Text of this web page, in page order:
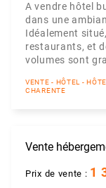
A vendre hôtel
dans une
Idéalement
restaurants, et
volumes sont
VENTE - HÔTEL -
CHARENTE
Vente
Prix de vente : 1